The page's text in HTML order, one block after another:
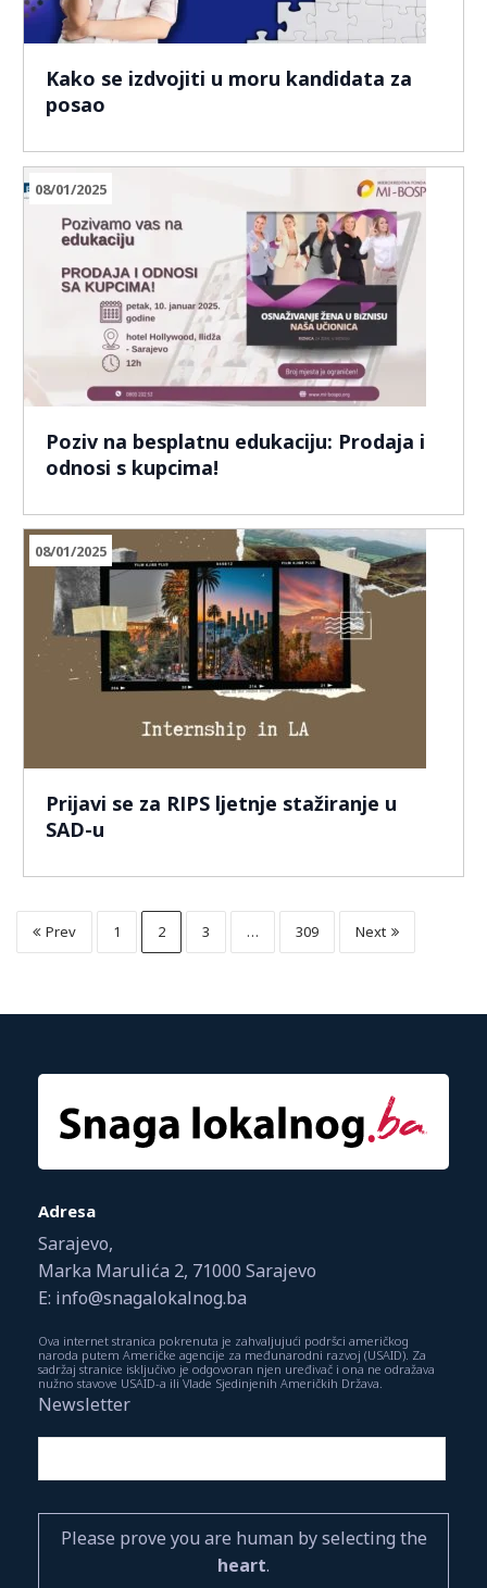
Kako se izdvojiti u moru kandidata za
posao
08/01/2025
Poziv na besplatnu edukaciju: Prodaja i
odnosi s kupcima!
08/01/2025
Prijavi se za RIPS ljetnje stažiranje u
SAD-u
Prev 1 2 3 … 309 Next
Adresa
Sarajevo,
Marka Marulića 2, 71000 Sarajevo
E: info@snagalokalnog.ba
Ova internet stranica pokrenuta je zahvaljujući podršci američkog
naroda putem Američke agencije za međunarodni razvoj (USAID). Za
sadržaj stranice isključivo je odgovoran njen uređivač i ona ne odražava
nužno stavove USAID-a ili Vlade Sjedinjenih Američkih Država.
Newsletter
Please prove you are human by selecting the
heart.